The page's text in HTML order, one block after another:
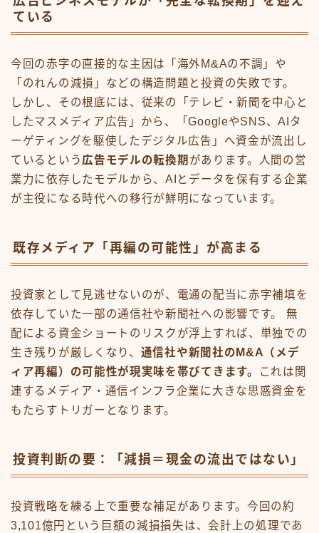
ている
今回の赤字の直接的な主因は「海外M&Aの不調」や
「のれんの減損」などの構造問題と投資の失敗です。
しかし、その根底には、従来の「テレビ・新聞を中心と
したマスメディア広告」から、「GoogleやSNS、AIタ
ーゲティングを駆使したデジタル広告」へ資金が流出し
ているという 広告モデルの転換期 があります。人間の営
業力に依存したモデルから、AIとデータを保有する企業
が主役になる時代への移行が鮮明になっています。
既存メディア「再編の可能性」が高まる
投資家として見逃せないのが、電通の配当に赤字補填を
依存していた一部の通信社や新聞社への影響です。 無
配による資金ショートのリスクが浮上すれば、単独での
生き残りが厳しくなり、 通信社や新聞社のM&A（メデ
ィア再編）の可能性が現実味を帯びてきます。
これは関
連するメディア・通信インフラ企業に大きな思惑資金を
もたらすトリガーとなります。
投資判断の要：「減損＝現金の流出ではない」
投資戦略を練る上で重要な補足があります。今回の約
3,101億円という巨額の減損損失は、会計上の処理であ